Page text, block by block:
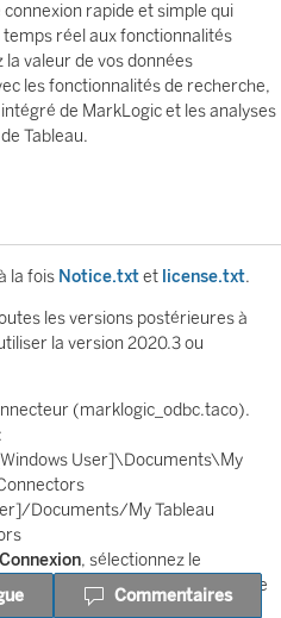
rapide et simple qui
réel aux fonctionnalités
valeur de vos données
les fonctionnalités de recherche,
de MarkLogic et les analyses
Tableau.
la fois Notice.txtet license.txt.
les versions postérieures à
la version 2020.3 ou
(marklogic_odbc.taco).
User]\Documents\My
Documents/My Tableau
Connexion, sélectionnez le
une invite s’affichera si le
Commentaires